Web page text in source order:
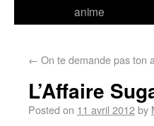
anime
← On te demande pas ton
L’Affaire
Posted on 11 avril 2012by